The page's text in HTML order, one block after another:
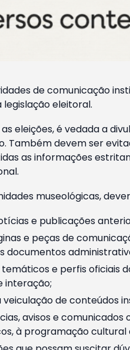
de comunicação
eleitoral.
eleições, é vedada a
Também devem ser
as informações
museológicas,
e publicações
e peças de
documentos
e perfis oficiais
interação;
veiculação de conteúdos
avisos e
à programação